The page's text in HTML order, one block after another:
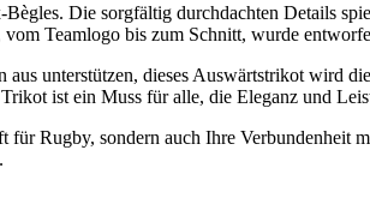
Die sorgfältig durchdachten Details
Teamlogo bis zum Schnitt, wurde
unterstützen, dieses Auswärtstrikot wird
ist ein Muss für alle, die Eleganz und
Rugby, sondern auch Ihre Verbundenheit